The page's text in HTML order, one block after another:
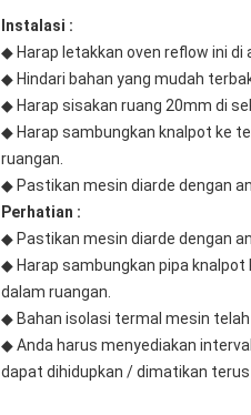
Instalasi :
◆ Harap letakkan oven reflow ini
◆ Hindari bahan yang mudah
◆ Harap sisakan ruang 20mm di
◆ Harap sambungkan knalpot ke
ruangan.
◆ Pastikan mesin diarde dengan
Perhatian :
◆ Pastikan mesin diarde dengan
◆ Harap sambungkan pipa
dalam ruangan.
◆ Bahan isolasi termal mesin
◆ Anda harus menyediakan
dapat dihidupkan / dimatikan